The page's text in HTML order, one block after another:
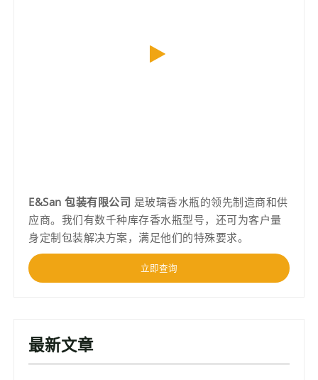
E&San 包装有限公司 是玻璃香水瓶的领先制造商和供
应商。我们有数千种库存香水瓶型号，还可为客户量
身定制包装解决方案，满足他们的特殊要求。
立即查询
最新文章